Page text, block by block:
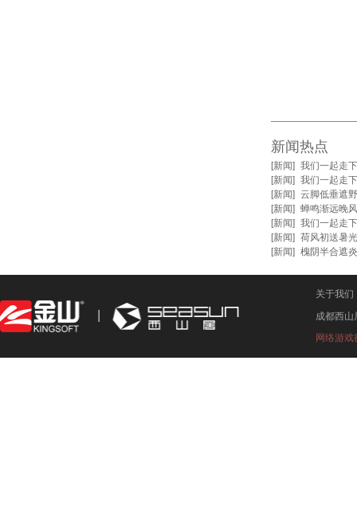
新闻热点
[新闻] 我们一起走
[新闻] 我们一起走
[新闻] 云脚低垂遮
[新闻] 蝉鸣渐远晚
[新闻] 我们一起走
[新闻] 荷风初送暑
[新闻] 槐阴半合遮
关于我们
成都西山
网络游